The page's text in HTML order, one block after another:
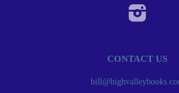
CONTACT US